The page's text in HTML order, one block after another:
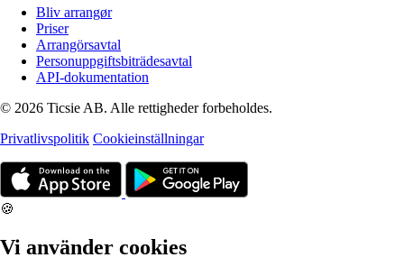
Bliv arrangør
Priser
Arrangörsavtal
Personuppgiftsbiträdesavtal
API-dokumentation
© 2026 Ticsie AB. Alle rettigheder forbeholdes.
Privatlivspolitik Cookieinställningar
🍪
Vi använder cookies